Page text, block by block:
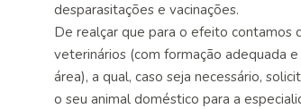
desparasitações e vacinações.
De realçar que para o efeito contamos
veterinários (com formação adequada
área), a qual, caso seja necessário,
o seu animal doméstico para a